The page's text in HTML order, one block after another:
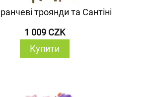
троянди та Сантіні
1 009 CZK
Купити